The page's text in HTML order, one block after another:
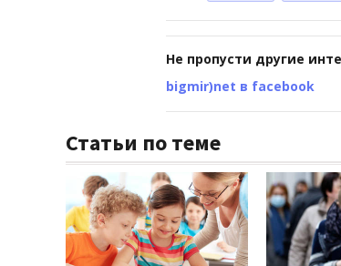
Не пропусти другие
bigmir)net в facebook
Статьи по теме